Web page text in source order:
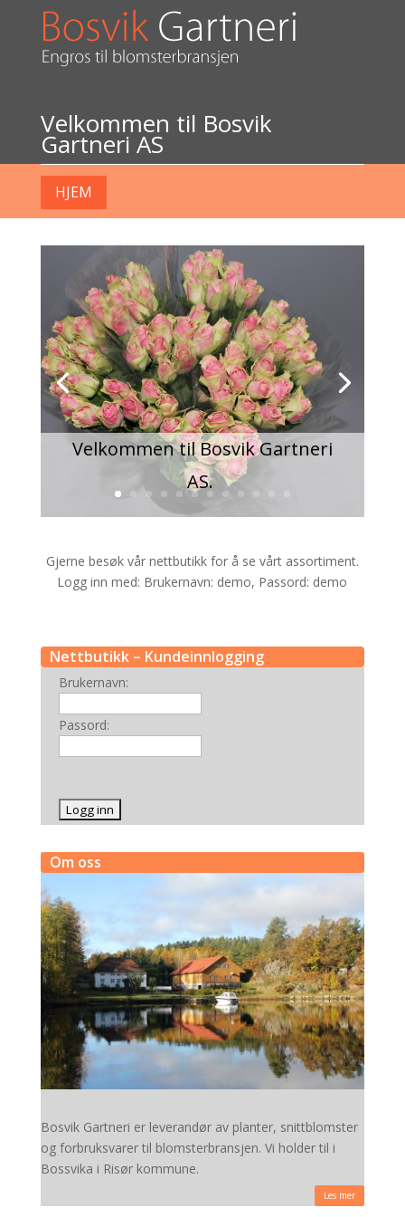
Velkommen til Bosvik
Gartneri AS
HJEM
Velkommen til Bosvik Gartneri
AS.
Gjerne besøk vår nettbutikk for å se vårt assortiment.
Logg inn med: Brukernavn: demo, Passord: demo
Nettbutikk – Kundeinnlogging
Brukernavn:
Passord:
Om oss
Bosvik Gartneri er leverandør av planter, snittblomster
og forbruksvarer til blomsterbransjen. Vi holder til i
Bossvika i Risør kommune.
Les mer